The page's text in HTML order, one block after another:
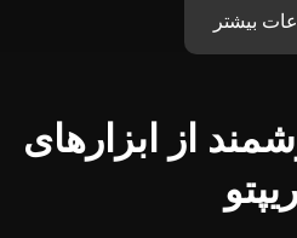
بیشتر
از ابزارهای